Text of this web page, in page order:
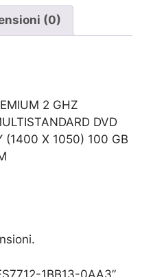
(0)
2 GHZ
DVD
(1400 X 1050) 100 GB
1BB13-0AA3”